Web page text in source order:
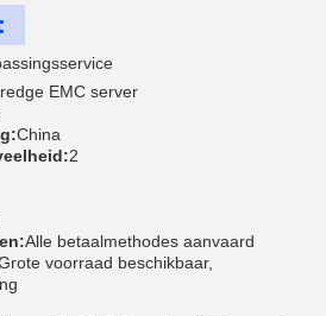
EMC server
China
2
Alle betaalmethodes aanvaard
voorraad beschikbaar,